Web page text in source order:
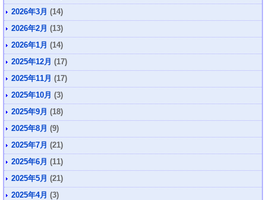
2026年3月 (14)
2026年2月 (13)
2026年1月 (14)
2025年12月 (17)
2025年11月 (17)
2025年10月 (3)
2025年9月 (18)
2025年8月 (9)
2025年7月 (21)
2025年6月 (11)
2025年5月 (21)
2025年4月 (3)